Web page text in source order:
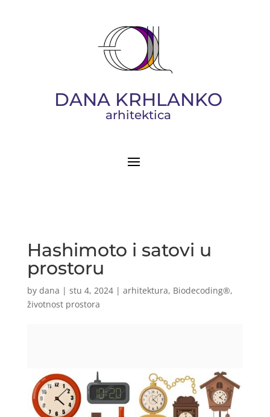
DANA KRHLANKO
arhitektica
Hashimoto i satovi u
prostoru
by dana | stu 4, 2024| arhitektura, Biodecoding®,
životnost prostora